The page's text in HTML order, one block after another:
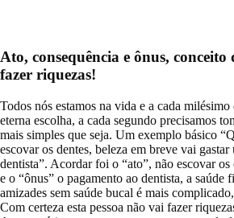
Ato, consequência e ônus, conceito
fazer riquezas!
Todos nós estamos na vida e a cada
eterna escolha, a cada segundo precisamos
mais simples que seja. Um exemplo básico
escovar os dentes, beleza em breve vai
dentista”. Acordar foi o “ato”, não escovar os
e o “ônus” o pagamento ao dentista, a saúde
amizades sem saúde bucal é mais
Com certeza esta pessoa não vai fazer